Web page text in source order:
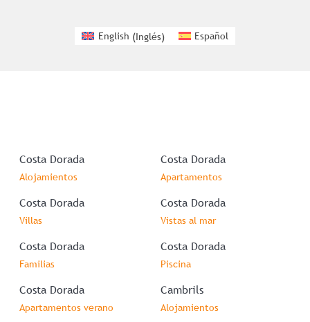
English (Inglés) Español
Costa Dorada
Alojamientos
Costa Dorada
Apartamentos
Costa Dorada
Villas
Costa Dorada
Vistas al mar
Costa Dorada
Familias
Costa Dorada
Piscina
Costa Dorada
Apartamentos verano
Cambrils
Alojamientos